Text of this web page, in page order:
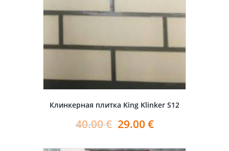
Клинкерная плитка King Klinker S12
40.00€ 29.00 €